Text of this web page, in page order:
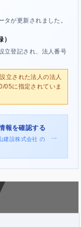
タが更新されました。
立登記され、法人番号
立された法人の法人
05に指定されていま
報を確認する
設株式会社 の
→